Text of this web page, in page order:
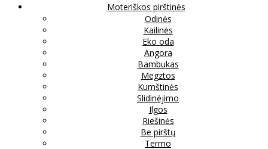
Moteriškos pirštinės
Odinės
Kailinės
Eko oda
Angora
Bambukas
Megztos
Kumštinės
Slidinėjimo
Ilgos
Riešinės
Be pirštų
Termo